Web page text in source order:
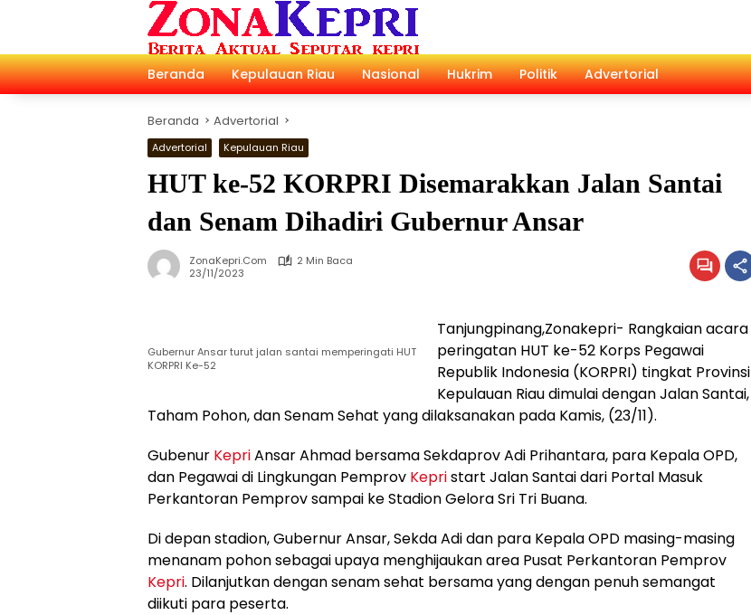
Beranda
Kepulauan Riau Nasional Hukrim Politik Advertorial
Beranda Advertorial
Advertorial Kepulauan Riau
HUT ke-52 KORPRI Disemarakkan Jalan Santai
dan Senam Dihadiri Gubernur Ansar
ZonaKepri.com
2 Min Baca
23/11/2023
Gubernur Ansar turut jalan santai memperingati HUT
KORPRI Ke-52
Tanjungpinang,Zonakepri- Rangkaian acara
peringatan HUT ke-52 Korps Pegawai
Republik Indonesia (KORPRI) tingkat Provinsi
Kepulauan Riau dimulai dengan Jalan Santai,
Taham Pohon, dan Senam Sehat yang dilaksanakan pada Kamis, (23/11).
Gubenur KepriAnsar Ahmad bersama Sekdaprov Adi Prihantara, para Kepala OPD,
dan Pegawai di Lingkungan Pemprov Kepristart Jalan Santai dari Portal Masuk
Perkantoran Pemprov sampai ke Stadion Gelora Sri Tri Buana.
Di depan stadion, Gubernur Ansar, Sekda Adi dan para Kepala OPD masing-masing
menanam pohon sebagai upaya menghijaukan area Pusat Perkantoran Pemprov
Kepri. Dilanjutkan dengan senam sehat bersama yang dengan penuh semangat
diikuti para peserta.